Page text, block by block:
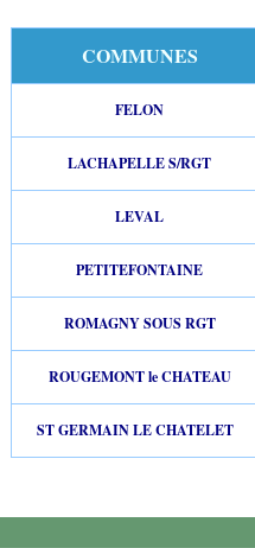
COMMUNES
FELON
LACHAPELLE S/RGT
LEVAL
PETITEFONTAINE
ROMAGNY SOUS RGT
ROUGEMONT le CHATEAU
ST GERMAIN LE CHATELET